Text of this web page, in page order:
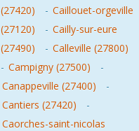
(27420)
- Caillouet-orgeville
(27120)
- Cailly-sur-eure
(27490)
- Calleville (27800)
- Campigny (27500)
-
Canappeville (27400)
-
Cantiers (27420)
-
Caorches-saint-nicolas